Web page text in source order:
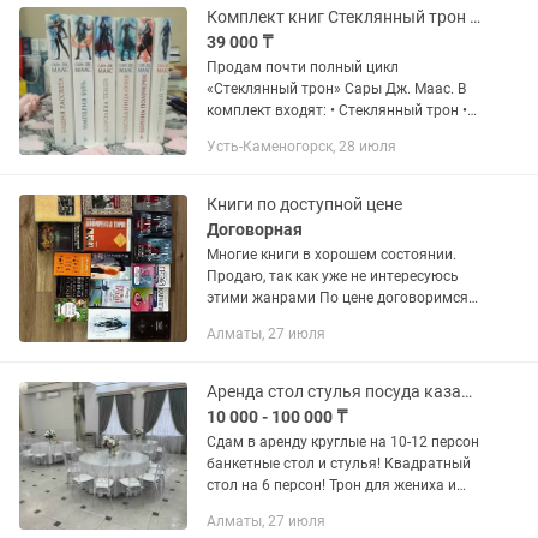
Комплект книг Стеклянный трон (6 книг)
39 000 ₸
Продам почти полный цикл
«Стеклянный трон» Сары Дж. Маас. В
комплект входят: • Стеклянный трон •
Королева теней • Империя бурь •
Усть-Каменогорск, 28 июля
Книги по доступной цене
Договорная
Многие книги в хорошем состоянии.
Продаю, так как уже не интересуюсь
этими жанрами По цене договоримся.
Мужчины с Марса, женщины с Венеры
Алматы, 27 июля
Аренда стол стулья посуда казан титан трон для торжеств мероприятий
10 000 - 100 000 ₸
Сдам в аренду круглые на 10-12 персон
банкетные стол и стулья! Квадратный
стол на 6 персон! Трон для жениха и
комплекте! Фуршетный стол! Казаны
Алматы, 27 июля